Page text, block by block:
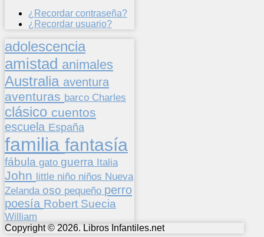
¿Recordar contraseña?
¿Recordar usuario?
adolescencia
amistad animales
Australia aventura
aventuras barco Charles
clásico cuentos
escuela España
familia fantasía
fábula gato guerra Italia
John little niño niños Nueva
Zelanda oso pequeño perro
poesía Robert Suecia
William
Copyright © 2026. Libros Infantiles.net